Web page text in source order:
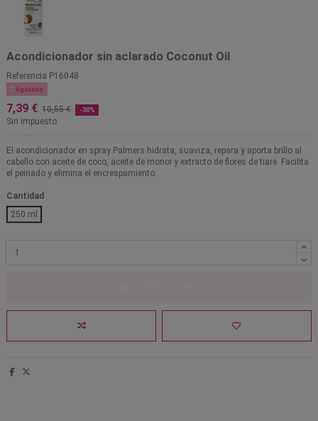
Acondicionador sin aclarado Coconut Oil
Referencia P16048
 Agotado
7,39 € 10,55 € -30%
Sin impuesto
El acondicionador en spray Palmers hidrata, suaviza, repara y aporta brillo al
cabello con aceite de coco, aceite de monoi y extracto de flores de tiare. Facilita
el peinado y elimina el encrespamiento.
Cantidad
250 ml